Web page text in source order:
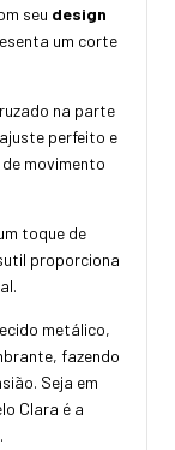
seu design
um corte
na parte
perfeito e
movimento
toque de
proporciona
metálico,
fazendo
Seja em
Clara é a